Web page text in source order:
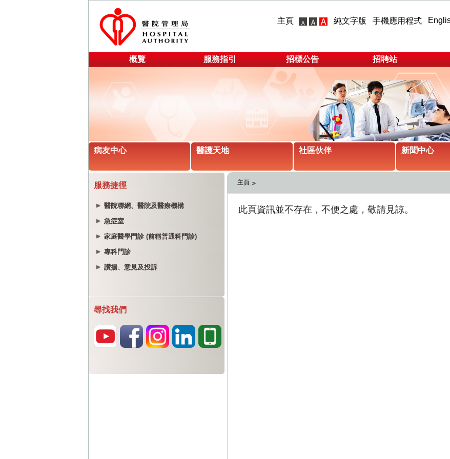
主頁 純文字版 手機應用程式
概覽 服務指引 招標公告 招聘站
病友中心 醫護天地 社區伙伴 新聞中心
服務捷徑
醫院聯網、醫院及醫療機構
急症室
家庭醫學門診 (前稱普通科門診)
專科門診
讚揚、意見及投訴
尋找我們
主頁